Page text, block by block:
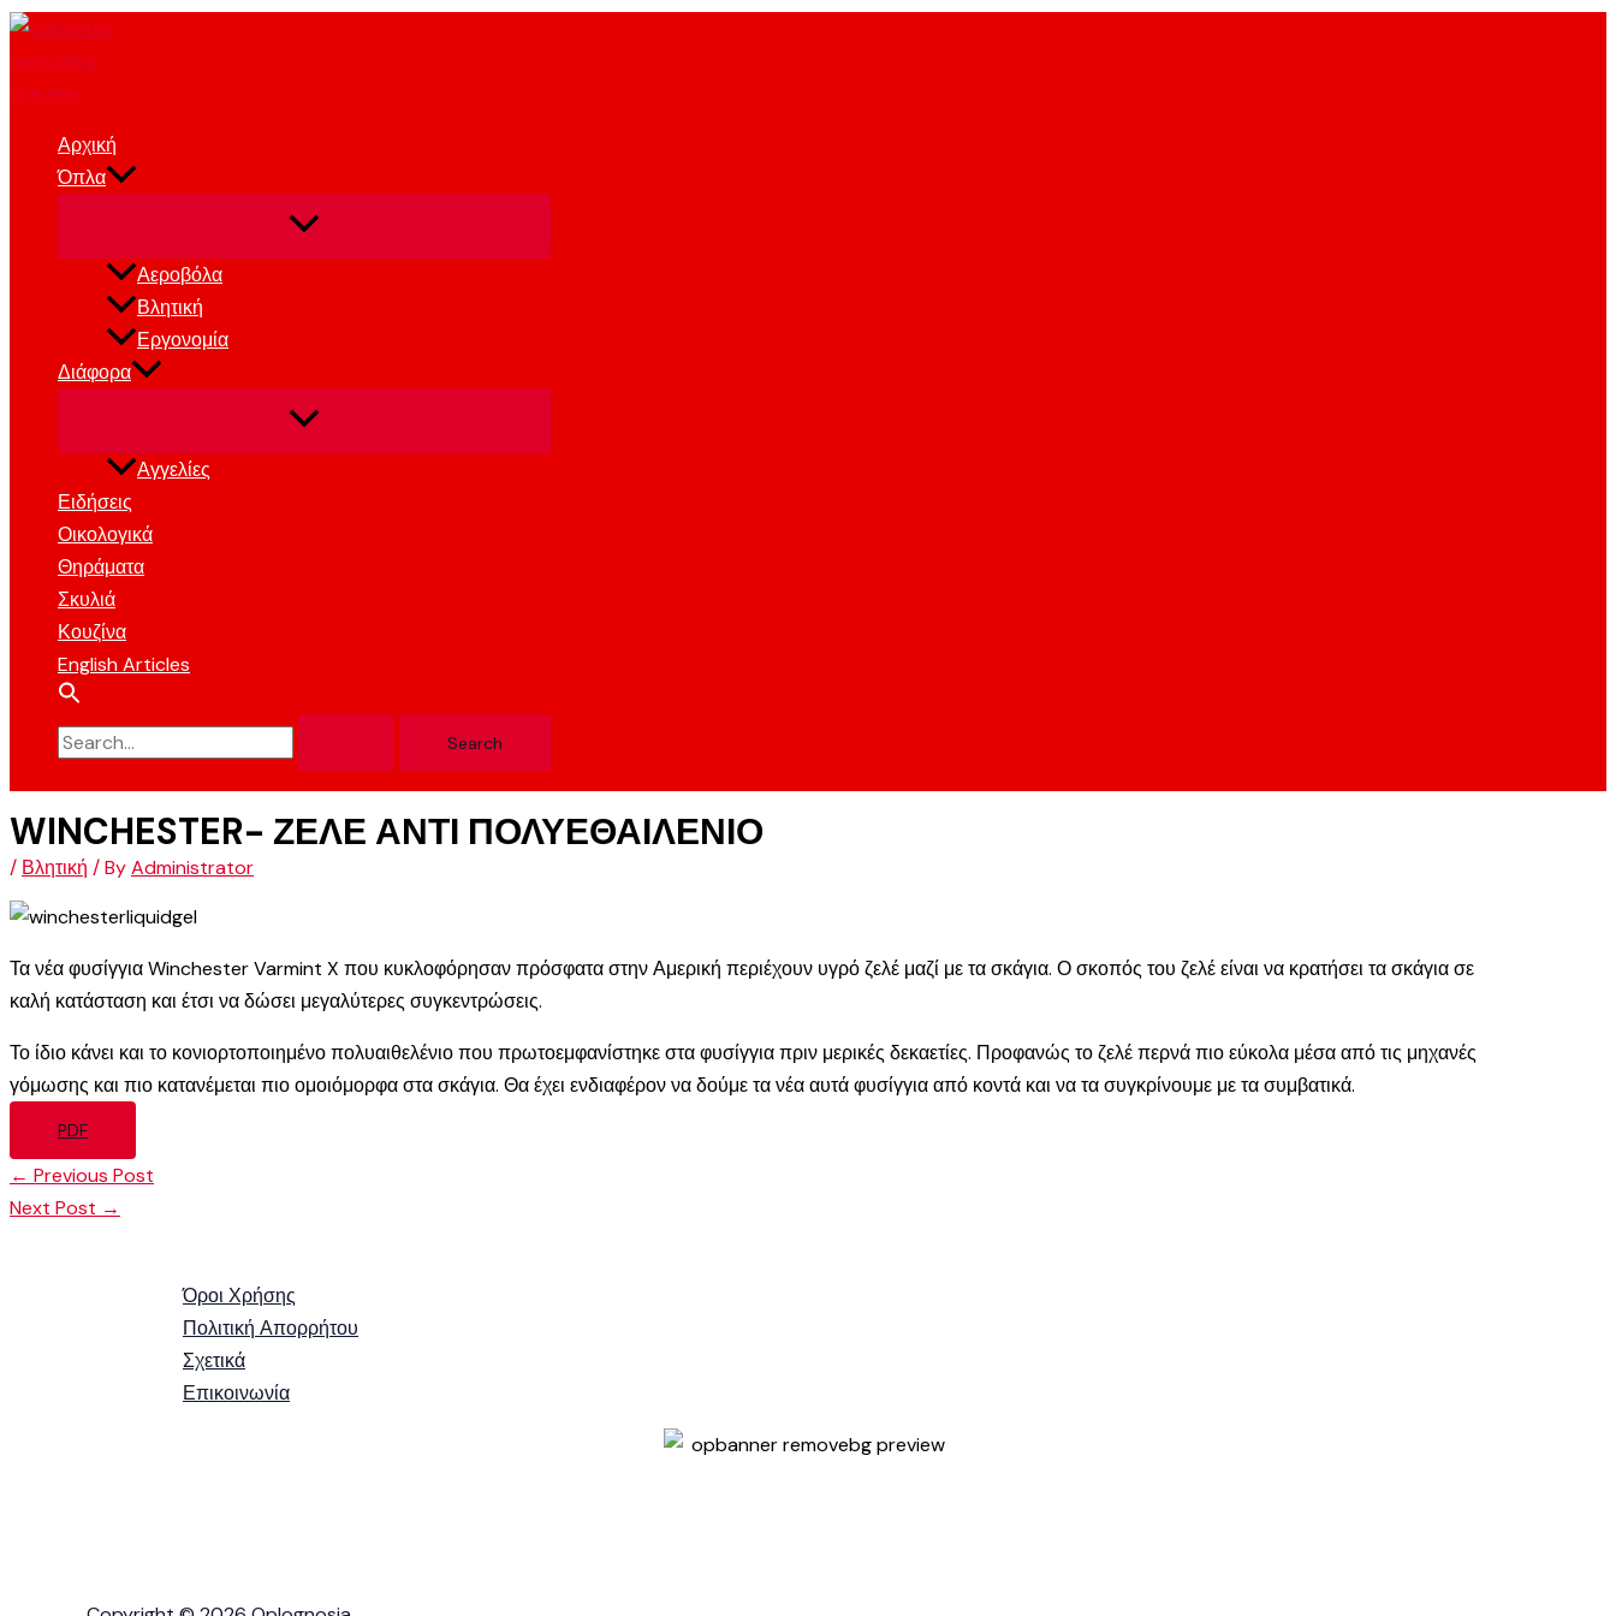
Skip
Αρχική
Όπλα
Αεροβόλα
Βλητική
Εργονομία
Διάφορα
Αγγελίες
Ειδήσεις
Οικολογικά
Θηράματα
Σκυλιά
Κουζίνα
English Articles
Search
WINCHESTER- ΖΕΛΕ ΑΝΤΙ ΠΟΛΥΕΘΑΙΛΕΝΙΟ
/ Βλητική / ByAdministrator
Τα νέα φυσίγγια Winchester Varmint X που κυκλοφόρησαν πρόσφατα στην Αμερική περιέχουν υγρό ζελέ μαζί με τα σκάγια. Ο σκοπός του ζελέ είναι να κρατήσει τα σκάγια σε
καλή κατάσταση και έτσι να δώσει μεγαλύτερες συγκεντρώσεις.
Το ίδιο κάνει και το κονιορτοποιημένο πολυαιθελένιο που πρωτοεμφανίστηκε στα φυσίγγια πριν μερικές δεκαετίες. Προφανώς το ζελέ περνά πιο εύκολα μέσα από τις μηχανές
γόμωσης και πιο κατανέμεται πιο ομοιόμορφα στα σκάγια. Θα έχει ενδιαφέρον να δούμε τα νέα αυτά φυσίγγια από κοντά και να τα συγκρίνουμε με τα συμβατικά.
PDF
← Previous Post
Next Post →
Όροι Χρήσης
Πολιτική Απορρήτου
Σχετικά
Επικοινωνία